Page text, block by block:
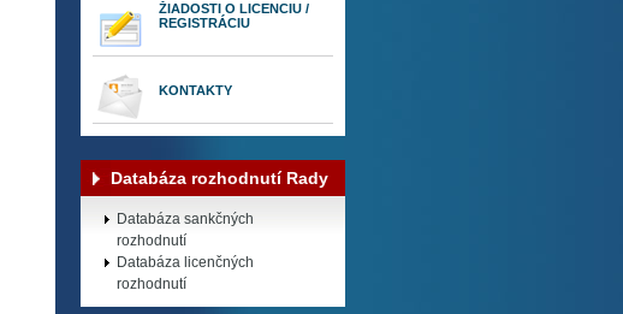
ŽIADOSTI O LICENCIU /
REGISTRÁCIU
KONTAKTY
Databáza rozhodnutí Rady
Databáza sankčných
rozhodnutí
Databáza licenčných
rozhodnutí